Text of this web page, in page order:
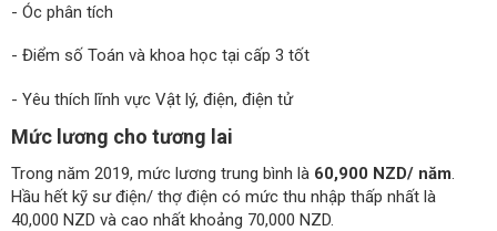
- Óc phân tích
- Điểm số Toán và khoa học tại cấp 3 tốt
- Yêu thích lĩnh vực Vật lý, điện, điện tử
Mức lương cho tương lai
Trong năm 2019, mức lương trung bình là 60,900 NZD/ năm
Hầu hết kỹ sư điện/ thợ điện có mức thu nhập thấp nhất là
40,000 NZD và cao nhất khoảng 70,000 NZD.